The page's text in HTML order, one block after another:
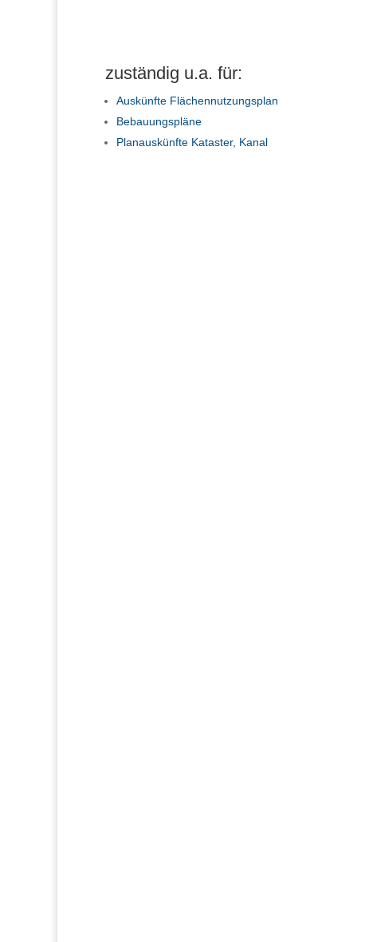
zuständig u.a. für:
Auskünfte Flächennutzungsplan
Bebauungspläne
Planauskünfte Kataster, Kanal